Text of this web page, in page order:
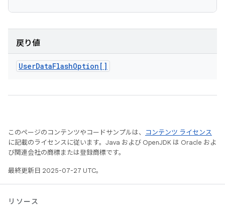
戻り値
UserDataFlashOption[]
このページのコンテンツやコードサンプルは、
コンテンツ ライセンス
に記載のライセンスに従います。Java および OpenJDK は Oracle およ
び関連会社の商標または登録商標です。
最終更新日 2025-07-27 UTC。
リソース